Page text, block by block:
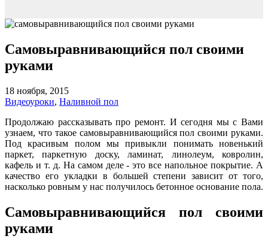
Самовыравнивающийся пол своими
руками
18 ноября, 2015
Видеоуроки, Наливной пол
Продолжаю рассказывать про ремонт. И сегодня мы с Вами
узнаем, что такое самовыравнивающийся пол своими руками.
Под красивым полом мы привыкли понимать новенький
паркет, паркетную доску, ламинат, линолеум, ковролин,
кафель и т. д. На самом деле - это все напольное покрытие. А
качество его укладки в большей степени зависит от того,
насколько ровным у нас получилось бетонное основание пола.
Самовыравнивающийся пол своими
руками